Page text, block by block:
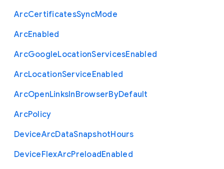
ArcCertificatesSyncMode
ArcEnabled
ArcGoogleLocationServicesEnabled
ArcLocationServiceEnabled
ArcOpenLinksInBrowserByDefault
ArcPolicy
DeviceArcDataSnapshotHours
DeviceFlexArcPreloadEnabled